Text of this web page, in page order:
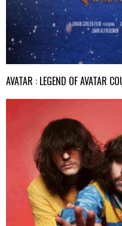
AVATAR : LEGEND OF AVATAR